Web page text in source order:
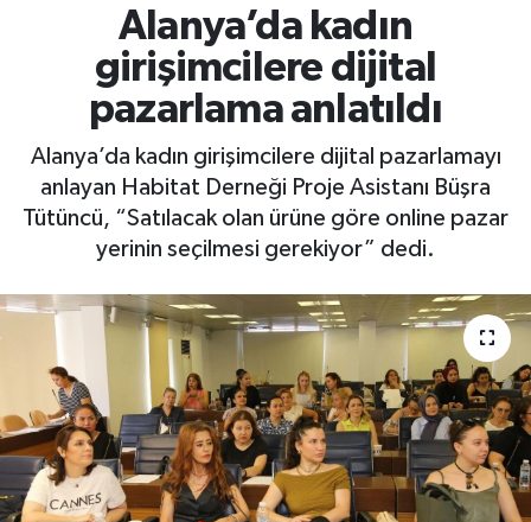
Alanya’da kadın
girişimcilere dijital
pazarlama anlatıldı
Alanya’da kadın girişimcilere dijital pazarlamayı
anlayan Habitat Derneği Proje Asistanı Büşra
Tütüncü, “Satılacak olan ürüne göre online pazar
yerinin seçilmesi gerekiyor” dedi.
Dünya
Ekonomi
Gizlilik İlkeleri - Privacy Policy
Güncel
Gündem
Politika
Spor
Turizm
Haber Arşivi